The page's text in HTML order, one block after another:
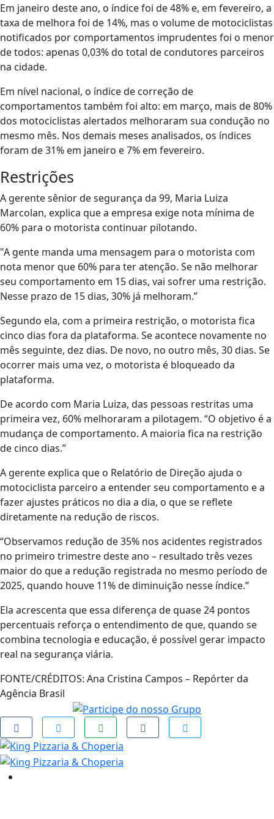
Em janeiro deste ano, o índice foi de 48% e, em fevereiro, a
taxa de melhora foi de 14%, mas o volume de motociclistas
notificados por comportamentos imprudentes foi o menor
de todos: apenas 0,03% do total de condutores parceiros
na cidade.
Em nível nacional, o índice de correção de
comportamentos também foi alto: em março, mais de 80%
dos motociclistas alertados melhoraram sua condução no
mesmo mês. Nos demais meses analisados, os índices
foram de 31% em janeiro e 7% em fevereiro.
Restrições
A gerente sênior de segurança da 99, Maria Luiza
Marcolan, explica que a empresa exige nota mínima de
60% para o motorista continuar pilotando.
"A gente manda uma mensagem para o motorista com
nota menor que 60% para ter atenção. Se não melhorar
seu comportamento em 15 dias, vai sofrer uma restrição.
Nesse prazo de 15 dias, 30% já melhoram.”
Segundo ela, com a primeira restrição, o motorista fica
cinco dias fora da plataforma. Se acontece novamente no
mês seguinte, dez dias. De novo, no outro mês, 30 dias. Se
ocorrer mais uma vez, o motorista é bloqueado da
plataforma.
De acordo com Maria Luiza, das pessoas restritas uma
primeira vez, 60% melhoraram a pilotagem. “O objetivo é a
mudança de comportamento. A maioria fica na restrição
de cinco dias.”
A gerente explica que o Relatório de Direção ajuda o
motociclista parceiro a entender seu comportamento e a
fazer ajustes práticos no dia a dia, o que se reflete
diretamente na redução de riscos.
“Observamos redução de 35% nos acidentes registrados
no primeiro trimestre deste ano – resultado três vezes
maior do que a redução registrada no mesmo período de
2025, quando houve 11% de diminuição nesse índice.”
Ela acrescenta que essa diferença de quase 24 pontos
percentuais reforça o entendimento de que, quando se
combina tecnologia e educação, é possível gerar impacto
real na segurança viária.
FONTE/CRÉDITOS: Ana Cristina Campos – Repórter da
Agência Brasil